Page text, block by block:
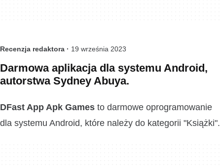
Recenzja redaktora · 19 września 2023
Darmowa aplikacja dla systemu Android,
autorstwa Sydney Abuya.
DFast App Apk Games to darmowe oprogramowanie
dla systemu Android, które należy do kategorii "Książki".